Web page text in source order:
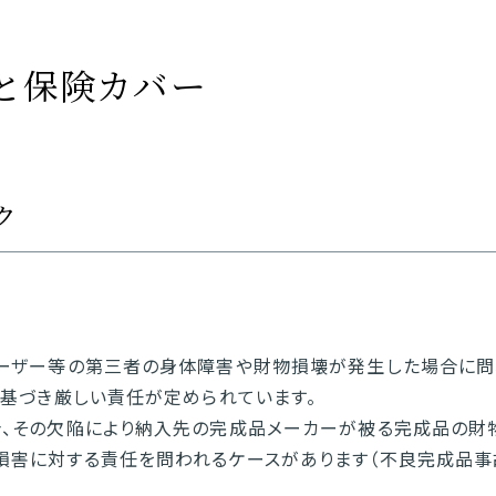
保険カバー
ザー等の第三者の身体障害や財物損壊が発生した場合に
づき厳しい責任が定められています。
その欠陥により納入先の完成品メーカーが被る完成品の
に対する責任を問われるケースがあります（不良完成品事